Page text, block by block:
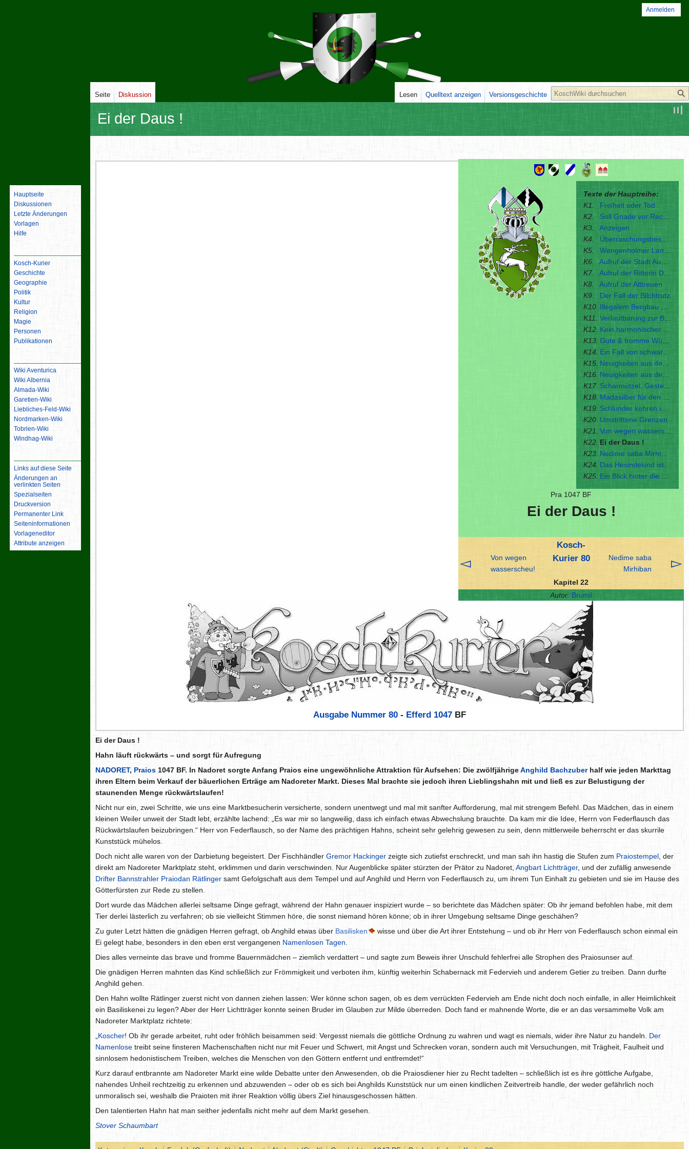
Ei der Daus !
Navigation
Suche
Texte der Hauptreihe:
K1.
Freiheit oder Tod
K2.
Soll Gnade vor Recht ergehen?
K3.
Anzeigen
K4.
Überraschungsbesuch auf Burg Salmingen
K5.
Wengenholmer Land im Aufruhr
K6.
Aufruf der Stadt Auersbrück
K7.
Aufruf der Ritterin Dania von Angenfurten
K8.
Aufruf der Alttreuen
K9.
Der Fall der Bilchtrutz
K10. Illegalem Bergbau wird der Kampf angesagt
K11. Verlautbarung zur Befreiung der Sendschaft Bilchtrutz
K12. Kein harmonischer Jahreswechsel
K13. Gute & fromme Wünsche
K14. Ein Fall von schwarzer Magie?
K15. Neuigkeiten aus der Hauptstadt
K16. Neuigkeiten aus den Grafschaften
K17. Scharmützel, Gestech und allerley Kurtzweyl
K18. Madasilber für den Hinterkosch
K19. Schlunder kehren in die Heimat zurück
K20. Umstrittene Grenzen
K21. Von wegen wasserscheu!
K22. Ei der Daus !
K23. Nedime saba Mirhiban
K24. Das Hesindekind ist gefunden!
K25. Ein Blick hinter die Kulissen
Pra 1047 BF
Ei der Daus !
◅
Von wegen
wasserscheu!
Kosch-
Kurier 80
Kapitel 22
Nedime saba
Mirhiban
▻
Autor: Brumil
Ausgabe Nummer 80 - Efferd 1047 BF
Ei der Daus !
Hahn läuft rückwärts – und sorgt für Aufregung
NADORET, Praios 1047 BF. In Nadoret sorgte Anfang Praios eine ungewöhnliche Attraktion für Aufsehen: Die zwölfjährigeAnghild Bachzuberhalf wie jeden Markttag
ihren Eltern beim Verkauf der bäuerlichen Erträge am Nadoreter Markt. Dieses Mal brachte sie jedoch ihren Lieblingshahn mit und ließ es zur Belustigung der
staunenden Menge rückwärtslaufen!
Nicht nur ein, zwei Schritte, wie uns eine Marktbesucherin versicherte, sondern unentwegt und mal mit sanfter Aufforderung, mal mit strengem Befehl. Das Mädchen, das in einem
kleinen Weiler unweit der Stadt lebt, erzählte lachend: „Es war mir so langweilig, dass ich einfach etwas Abwechslung brauchte. Da kam mir die Idee, Herrn von Federflausch das
Rückwärtslaufen beizubringen.“ Herr von Federflausch, so der Name des prächtigen Hahns, scheint sehr gelehrig gewesen zu sein, denn mittlerweile beherrscht er das skurrile
Kunststück mühelos.
Doch nicht alle waren von der Darbietung begeistert. Der Fischhändler Gremor Hackinger zeigte sich zutiefst erschreckt, und man sah ihn hastig die Stufen zum Praiostempel, der
direkt am Nadoreter Marktplatz steht, erklimmen und darin verschwinden. Nur Augenblicke später stürzten der Prätor zu Nadoret, Angbart Lichtträger, und der zufällig anwesende
Drifter Bannstrahler Praiodan Rätlinger samt Gefolgschaft aus dem Tempel und auf Anghild und Herrn von Federflausch zu, um ihrem Tun Einhalt zu gebieten und sie im Hause des
Götterfürsten zur Rede zu stellen.
Dort wurde das Mädchen allerlei seltsame Dinge gefragt, während der Hahn genauer inspiziert wurde – so berichtete das Mädchen später: Ob ihr jemand befohlen habe, mit dem
Tier derlei lästerlich zu verfahren; ob sie vielleicht Stimmen höre, die sonst niemand hören könne; ob in ihrer Umgebung seltsame Dinge geschähen?
Zu guter Letzt hätten die gnädigen Herren gefragt, ob Anghild etwas über Basilisken
wisse und über die Art ihrer Entstehung – und ob ihr Herr von Federflausch schon einmal ein
Ei gelegt habe, besonders in den eben erst vergangenen Namenlosen Tagen.
Dies alles verneinte das brave und fromme Bauernmädchen – ziemlich verdattert – und sagte zum Beweis ihrer Unschuld fehlerfrei alle Strophen des Praiosunser auf.
Die gnädigen Herren mahnten das Kind schließlich zur Frömmigkeit und verboten ihm, künftig weiterhin Schabernack mit Federvieh und anderem Getier zu treiben. Dann durfte
Anghild gehen.
Den Hahn wollte Rätlinger zuerst nicht von dannen ziehen lassen: Wer könne schon sagen, ob es dem verrückten Federvieh am Ende nicht doch noch einfalle, in aller Heimlichkeit
ein Basiliskenei zu legen? Aber der Herr Lichtträger konnte seinen Bruder im Glauben zur Milde überreden. Doch fand er mahnende Worte, die er an das versammelte Volk am
Nadoreter Marktplatz richtete:
„Koscher! Ob ihr gerade arbeitet, ruht oder fröhlich beisammen seid: Vergesst niemals die göttliche Ordnung zu wahren und wagt es niemals, wider ihre Natur zu handeln. Der
Namenlose treibt seine finsteren Machenschaften nicht nur mit Feuer und Schwert, mit Angst und Schrecken voran, sondern auch mit Versuchungen, mit Trägheit, Faulheit und
sinnlosem hedonistischem Treiben, welches die Menschen von den Göttern entfernt und entfremdet!“
Kurz darauf entbrannte am Nadoreter Markt eine wilde Debatte unter den Anwesenden, ob die Praiosdiener hier zu Recht tadelten – schließlich ist es ihre göttliche Aufgabe,
nahendes Unheil rechtzeitig zu erkennen und abzuwenden – oder ob es sich bei Anghilds Kunststück nur um einen kindlichen Zeitvertreib handle, der weder gefährlich noch
unmoralisch sei, weshalb die Praioten mit ihrer Reaktion völlig übers Ziel hinausgeschossen hätten.
Den talentierten Hahn hat man seither jedenfalls nicht mehr auf dem Markt gesehen.
Stover Schaumbart
Anmelden
Seite Diskussion Lesen Quelltext anzeigen Versionsgeschichte Suche
Hauptseite
Diskussionen
Letzte Änderungen
Vorlagen
Hilfe
Kosch-Kurier
Geschichte
Geographie
Politik
Kultur
Religion
Magie
Personen
Publikationen
Wiki Aventurica
Wiki Albernia
Almada-Wiki
Garetien-Wiki
Liebliches-Feld-Wiki
Nordmarken-Wiki
Tobrien-Wiki
Windhag-Wiki
Links auf diese Seite
Änderungen an
verlinkten Seiten
Spezialseiten
Druckversion
Permanenter Link
Seiten­­informationen
Vorlageneditor
Attribute anzeigen